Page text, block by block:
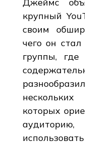
крупный
своим
чего он
группы,
которых